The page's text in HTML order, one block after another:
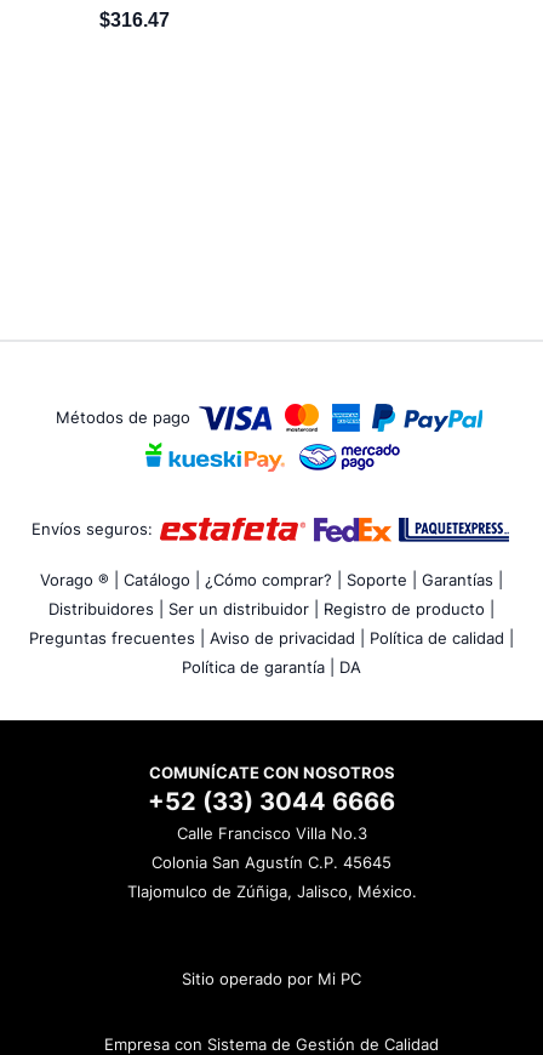
$316.47
Métodos de pago
Envíos seguros:
Vorago ® | Catálogo | ¿Cómo comprar? | Soporte |
Garantías |
Distribuidores |
Ser un distribuidor |
Registro de producto |
Preguntas frecuentes |
Aviso de privacidad |
Política de calidad |
Política de garantía |
DA
COMUNÍCATE CON NOSOTROS
+52 (33) 3044 6666
Calle Francisco Villa No.3
Colonia San Agustín C.P. 45645
Tlajomulco de Zúñiga, Jalisco, México.
Sitio operado por Mi PC
Empresa con Sistema de Gestión de Calidad